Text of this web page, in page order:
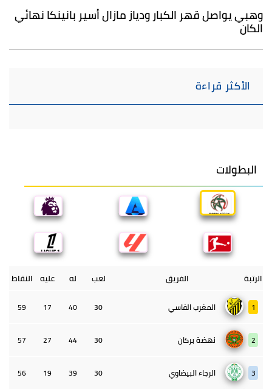
وهبي يواصل قهر الكبار ودياز مازال أسير بانينكا نهائي
الكان
الأكثر قراءة
البطولات
الرتبة الفريق لعب له عليه النقاط
1 المغرب الفاسي 30
40
17
59
2 نهضة بركان 30
44
27
57
3 الرجاء البيضاوي 30
39
19
56